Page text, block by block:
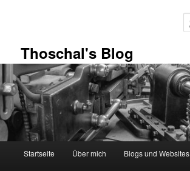
Thoschal's Blog
Startseite Über mich Blogs und Websites